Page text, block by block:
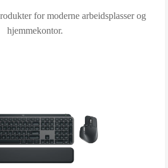
for moderne arbeidsplasser og
hjemmekontor.